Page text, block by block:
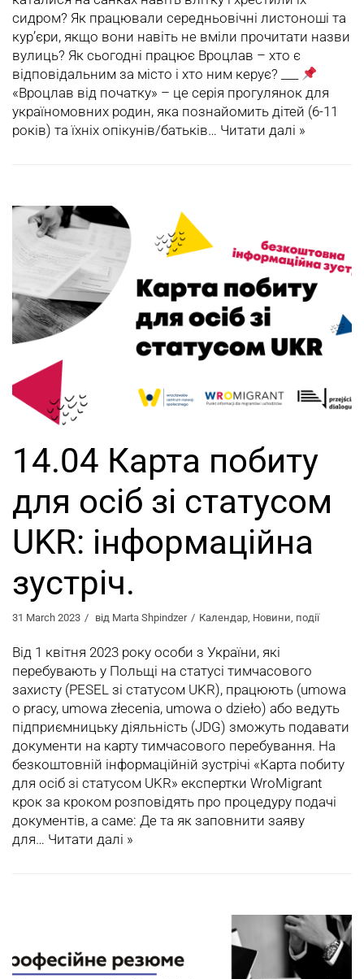
сидром? Як працювали середньовічні листоноші та
кур’єри, якщо вони навіть не вміли прочитати назви
вулиць? Як сьогодні працює Вроцлав – хто є
відповідальним за місто і хто ним керує? ___
«Вроцлав від початку» – це серія прогулянок для
україномовних родин, яка познайомить дітей (6-11
років) та їхніх опікунів/батьків… Читати далі »
14.04 Карта побиту
для осіб зі статусом
UKR: інформаційна
зустріч.
31 March 2023 від Marta Shpindzer Календар Новини події
Від 1 квітня 2023 року особи з України, які
перебувають у Польщі на статусі тимчасового
захисту (PESEL зі статусом UKR), працюють (umowa
o pracy, umowa złecenia, umowa o dzieło) або ведуть
підприємницьку діяльність (JDG) зможуть подавати
документи на карту тимчасового перебування. На
безкоштовній інформаційній зустрічі «Карта побиту
для осіб зі статусом UKR» експертки WroMigrant
крок за кроком розповідять про процедуру подачі
документів, а саме: Де та як заповнити заяву
для… Читати далі »